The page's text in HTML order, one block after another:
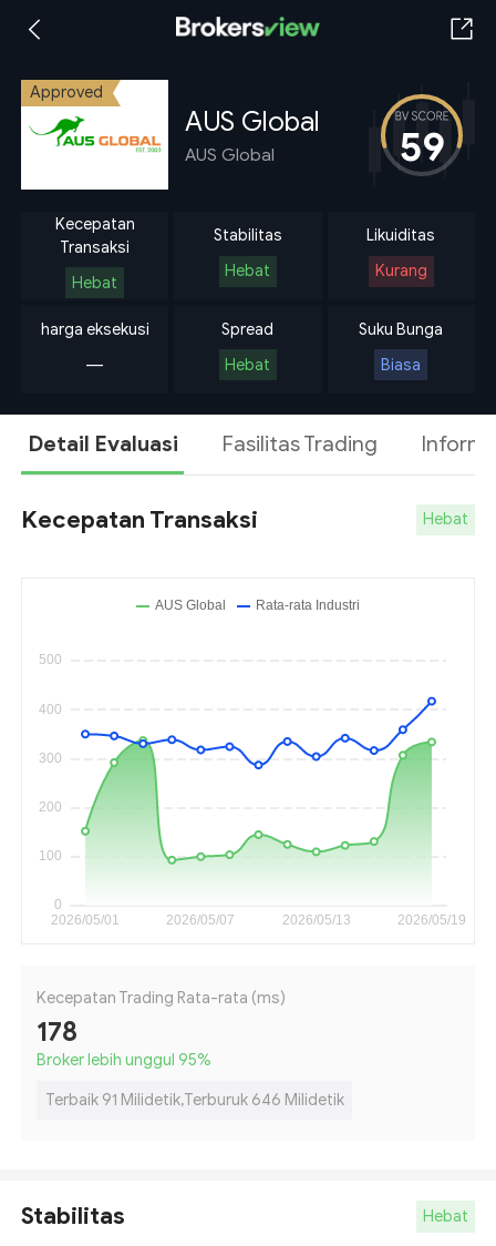
Approved
AUS Global
AUS Global 59
Kecepatan
Transaksi
Hebat
Stabilitas
Hebat
Likuiditas
Kurang
harga eksekusi
---
Spread
Hebat
Suku Bunga
Biasa
Detail Evaluasi Fasilitas Trading
Kecepatan Transaksi Hebat
Kecepatan Trading Rata-rata (ms)
178
Broker lebih unggul 95%
Terbaik 91 Milidetik,Terburuk 646 Milidetik
Stabilitas Hebat